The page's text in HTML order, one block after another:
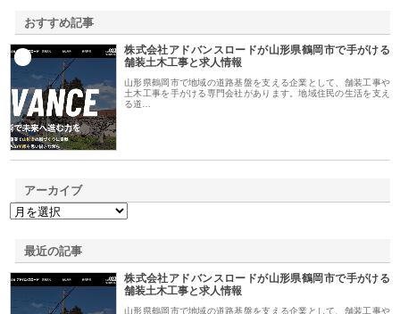
おすすめ記事
株式会社アドバンスロードが山形県鶴岡市で手がける
舗装土木工事と求人情報
山形県鶴岡市で地域の道路基盤を支える企業として、舗装工事や
土木工事を手がける専門会社があります。地域住民の生活を支え
る道…
アーカイブ
最近の記事
株式会社アドバンスロードが山形県鶴岡市で手がける
舗装土木工事と求人情報
山形県鶴岡市で地域の道路基盤を支える企業として、舗装工事や